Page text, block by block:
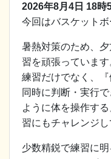
2026年8月4日 18時
今回はバスケット
暑熱対策のため、
習を頑張っていま
練習だけでなく、
同時に判断・実行
ように体を操作す
習にもチャレンジし
少数精鋭で練習に